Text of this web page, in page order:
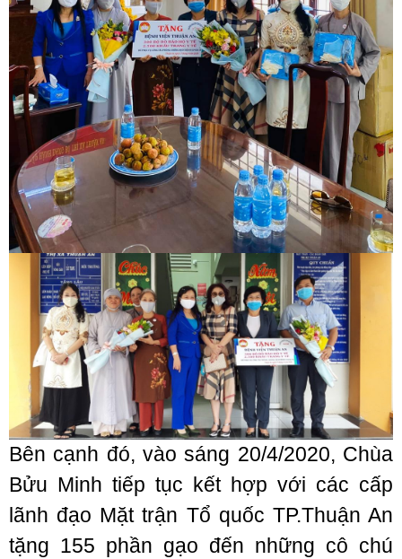
Bên cạnh đó, vào sáng 20/4/2020, Chùa
Bửu Minh tiếp tục kết hợp với các cấp
lãnh đạo Mặt trận Tổ quốc TP.Thuận An
tặng 155 phần gạo đến những cô chú